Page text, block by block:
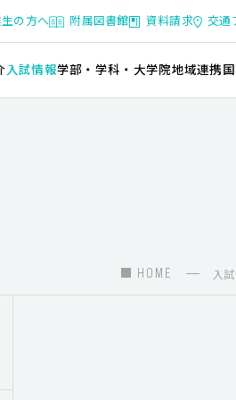
の方へ 附属図書館 資料請求 交通
入試情報学部・学科・大学院地域連携
HOME 入